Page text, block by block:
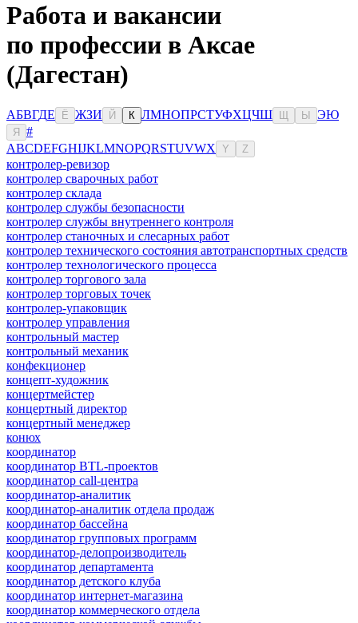
Работа и вакансии
по профессии в Аксае
(Дагестан)
АБВГДЕ Ё ЖЗИ Й К ЛМНОПРСТУФХЦЧШ Ы ЭЮ
Я
#
ABCDEFGHIJKLMNOPQRSTUVWX Y Z
контролер-ревизор
контролер сварочных работ
контролер склада
контролер службы безопасности
контролер службы внутреннего контроля
контролер станочных и слесарных работ
контролер технического состояния автотранспортных средств
контролер технологического процесса
контролер торгового зала
контролер торговых точек
контролер-упаковщик
контролер управления
контрольный мастер
контрольный механик
конфекционер
концепт-художник
концертмейстер
концертный директор
концертный менеджер
конюх
координатор
координатор BTL-проектов
координатор call-центра
координатор-аналитик
координатор-аналитик отдела продаж
координатор бассейна
координатор групповых программ
координатор-делопроизводитель
координатор департамента
координатор детского клуба
координатор интернет-магазина
координатор коммерческого отдела